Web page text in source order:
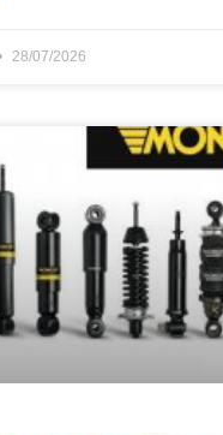
28/07/2026